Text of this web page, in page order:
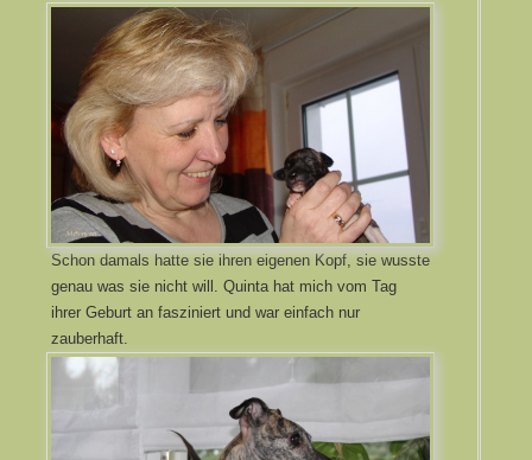
Schon damals hatte sie ihren eigenen Kopf, sie wusste
genau was sie nicht will. Quinta hat mich vom Tag
ihrer Geburt an fasziniert und war einfach nur
zauberhaft.